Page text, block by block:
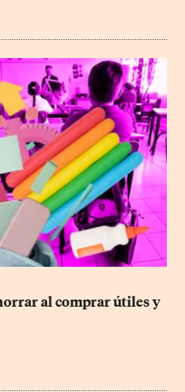
al comprar útiles y